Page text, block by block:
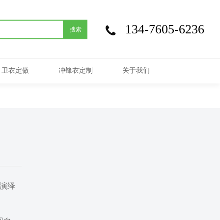
134-7605-6236
搜索
卫衣定做 冲锋衣定制 关于我们
绎